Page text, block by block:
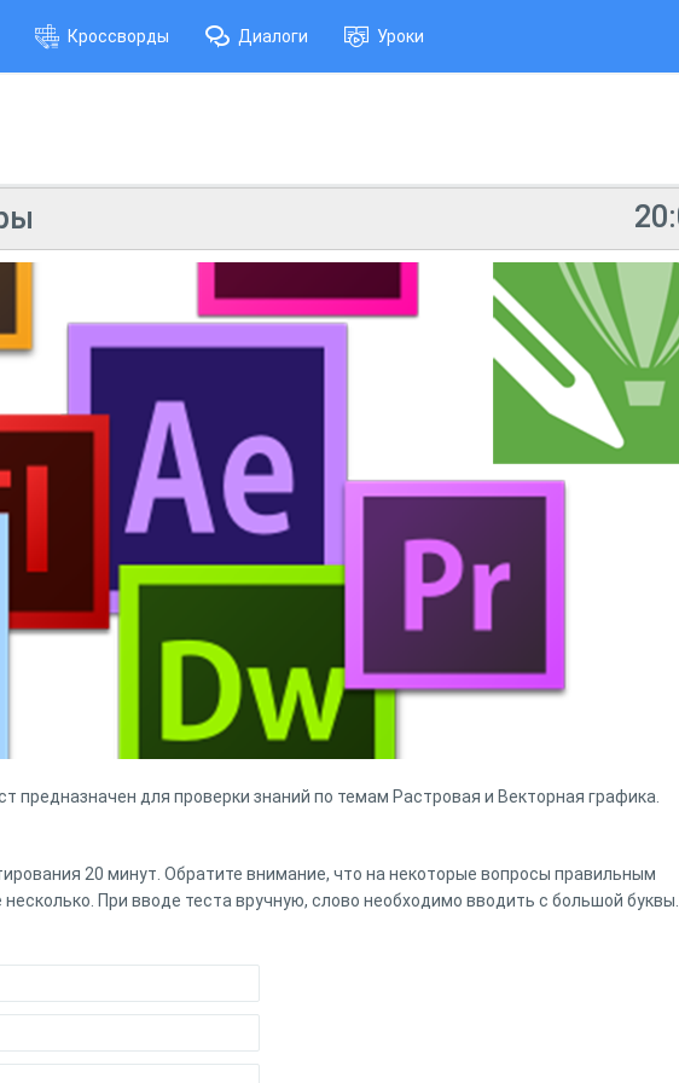
Кроссворды Диалоги Уроки
предназначен для проверки знаний по темам Растровая и Векторная графика.
20 минут. Обратите внимание, что на некоторые вопросы правильным
При вводе теста вручную, слово необходимо вводить с большой буквы.